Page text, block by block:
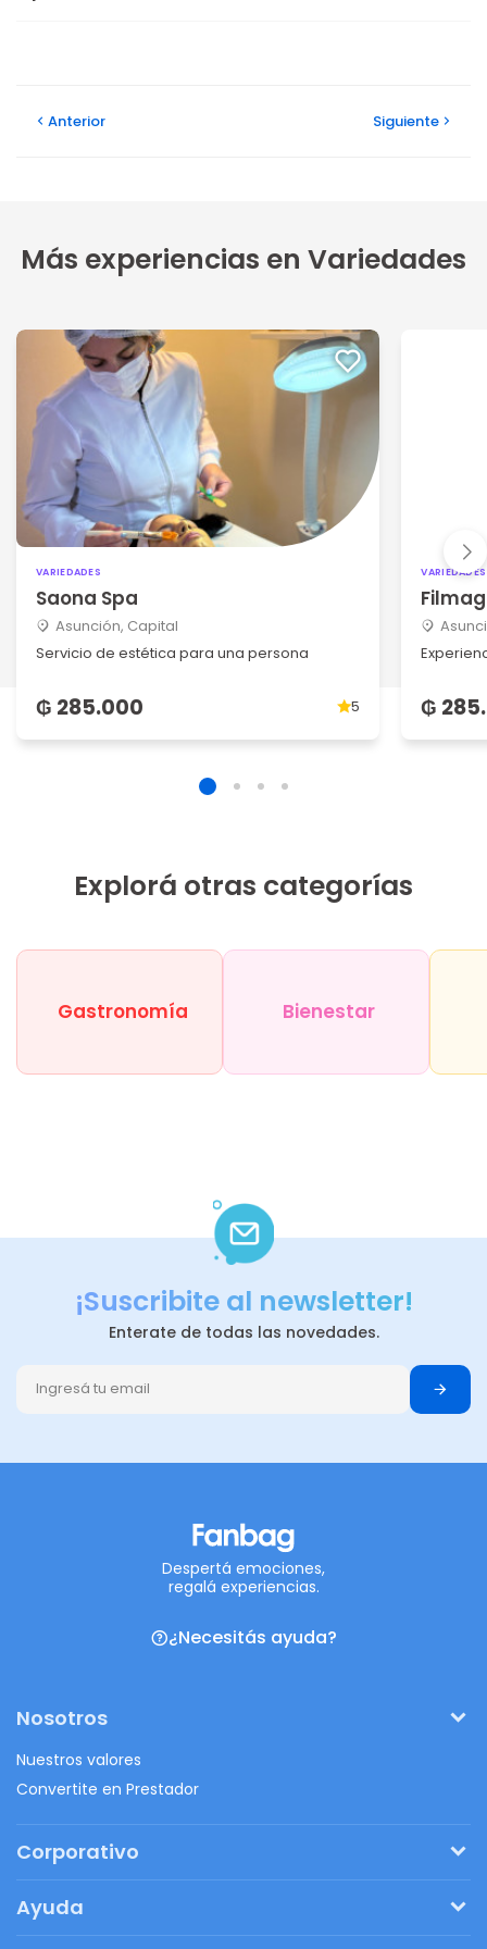
Anterior Siguiente
Más experiencias en Variedades
VARIEDADES
Saona Spa
Asunción, Capital
Servicio de estética para una persona
₲ 285.000 5
VARIEDADES
₲
Explorá otras categorías
Gastronomía Bienestar
¡Suscribite al newsletter!
Enterate de todas las novedades.
Despertá emociones,
regalá experiencias.
¿Necesitás ayuda?
Nosotros
Nuestros valores
Convertite en Prestador
Corporativo
Regalos originales
Ayuda